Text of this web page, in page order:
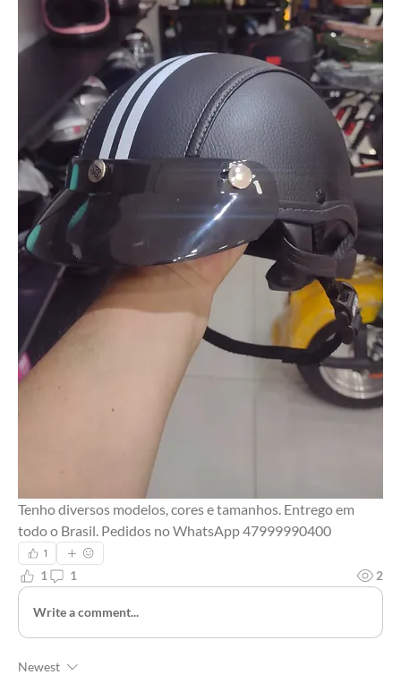
Tenho diversos modelos, cores e tamanhos. Entrego em
todo o Brasil. Pedidos no WhatsApp 47999990400
1
1 1 2
Write a comment...
Newest